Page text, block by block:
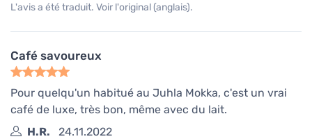
L'avis a été traduit. Voir l'original (anglais).
Café savoureux
Pour quelqu'un habitué au Juhla Mokka, c'est un vrai
café de luxe, très bon, même avec du lait.
H.R.
24.11.2022